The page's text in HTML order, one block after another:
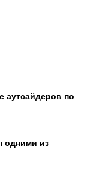
аутсайдеров по
одними из